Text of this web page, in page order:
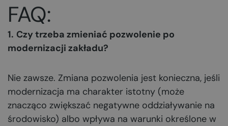
FAQ:
1. Czy trzeba zmieniać pozwolenie po
modernizacji zakładu?
Nie zawsze. Zmiana pozwolenia jest konieczna, jeśli
modernizacja ma charakter istotny (może
znacząco zwiększać negatywne oddziaływanie na
środowisko) albo wpływa na warunki określone w